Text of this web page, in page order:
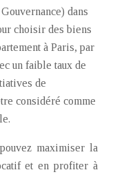
dans
choisir des biens
à Paris, par
un faible taux de
de
considéré comme
maximiser la
et en profiter à